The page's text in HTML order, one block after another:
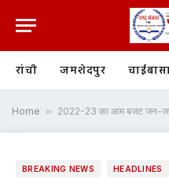
रांची जमशेदपुर
Home » 2022-23 का आम बजट जन-जन
BREAKING NEWS HEADLINES